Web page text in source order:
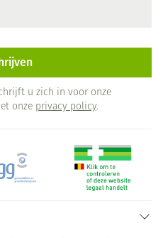
u zich in voor onze
onze privacy policy.